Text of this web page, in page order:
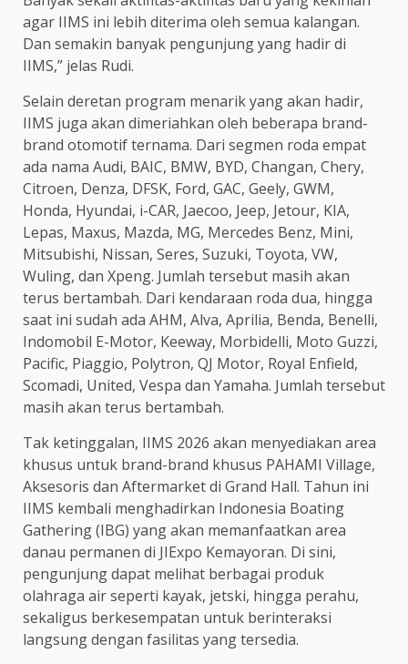
agar IIMS ini lebih diterima oleh semua kalangan.
Dan semakin banyak pengunjung yang hadir di
IIMS,” jelas Rudi.
Selain deretan program menarik yang akan hadir,
IIMS juga akan dimeriahkan oleh beberapa brand-
brand otomotif ternama. Dari segmen roda empat
ada nama Audi, BAIC, BMW, BYD, Changan, Chery,
Citroen, Denza, DFSK, Ford, GAC, Geely, GWM,
Honda, Hyundai, i-CAR, Jaecoo, Jeep, Jetour, KIA,
Lepas, Maxus, Mazda, MG, Mercedes Benz, Mini,
Mitsubishi, Nissan, Seres, Suzuki, Toyota, VW,
Wuling, dan Xpeng. Jumlah tersebut masih akan
terus bertambah. Dari kendaraan roda dua, hingga
saat ini sudah ada AHM, Alva, Aprilia, Benda, Benelli,
Indomobil E-Motor, Keeway, Morbidelli, Moto Guzzi,
Pacific, Piaggio, Polytron, QJ Motor, Royal Enfield,
Scomadi, United, Vespa dan Yamaha. Jumlah tersebut
masih akan terus bertambah.
Tak ketinggalan, IIMS 2026 akan menyediakan area
khusus untuk brand-brand khusus PAHAMI Village,
Aksesoris dan Aftermarket di Grand Hall. Tahun ini
IIMS kembali menghadirkan Indonesia Boating
Gathering (IBG) yang akan memanfaatkan area
danau permanen di JIExpo Kemayoran. Di sini,
pengunjung dapat melihat berbagai produk
olahraga air seperti kayak, jetski, hingga perahu,
sekaligus berkesempatan untuk berinteraksi
langsung dengan fasilitas yang tersedia.